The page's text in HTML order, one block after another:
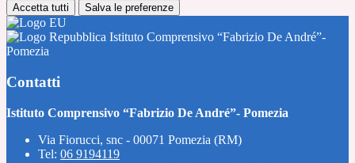
Accetta tutti Salva le preferenze
Istituto Comprensivo “Fabrizio De André”-
Pomezia
Contatti
Istituto Comprensivo “Fabrizio De André”- Pomezia
Via Fiorucci, snc - 00071 Pomezia (RM)
Tel: 06 9194119